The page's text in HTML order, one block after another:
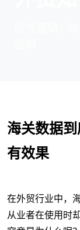
海关数据
有效果
在外贸行业中，
从业者在使用时